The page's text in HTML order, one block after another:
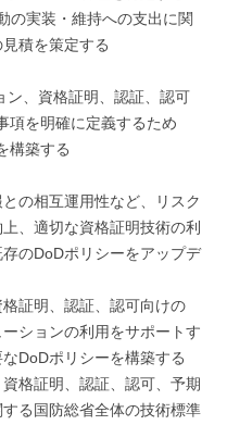
の実装・維持への支出に関
積を策定する
ン、資格証明、認証、認可
項を明確に定義するため
構築する
の相互運用性など、リスク
、適切な資格証明技術の利
のDoDポリシーをアップデ
証明、認証、認可向けの
ションの利用をサポートす
DoDポリシーを構築する
格証明、認証、認可、予期
る国防総省全体の技術標準